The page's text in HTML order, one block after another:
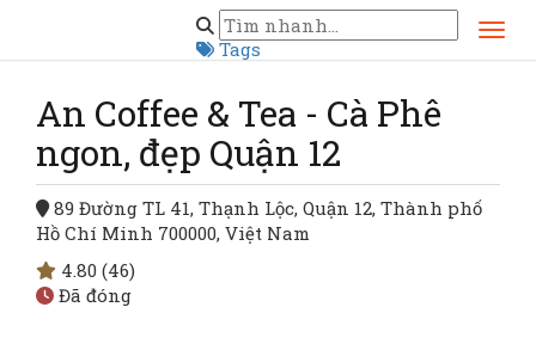
Tags
Hồ Chí Minh
An Coffee & Tea - Cà Phê ngon, đẹp Quận 12
An Coffee & Tea - Cà Phê
ngon, đẹp Quận 12
89 Đường TL 41, Thạnh Lộc, Quận 12, Thành phố
Hồ Chí Minh 700000, Việt Nam
4.80 (46)
Đã đóng